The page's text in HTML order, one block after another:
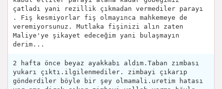
çatladı yani rezillik çıkmadan vermediler parayı
. Fiş kesmiyorlar fiş olmayınca mahkemeye de
veremiyorsunuz. Mutlaka fişinizi alın zaten
Maliye'ye şikayet edeceğim yani bulaşmayın
derim...
2 hafta önce beyaz ayakkabı aldım.Taban zımbası
yukarı çıktı.ilgilenmediler. zimbayi çıkarıp
gönderdiler böyle bir şey olmamali.uretim hatası